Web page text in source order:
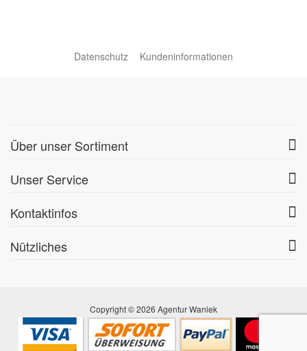
Datenschutz Kundeninformationen
Über unser Sortiment
Unser Service
Kontaktinfos
Nützliches
Copyright © 2026 Agentur Waniek